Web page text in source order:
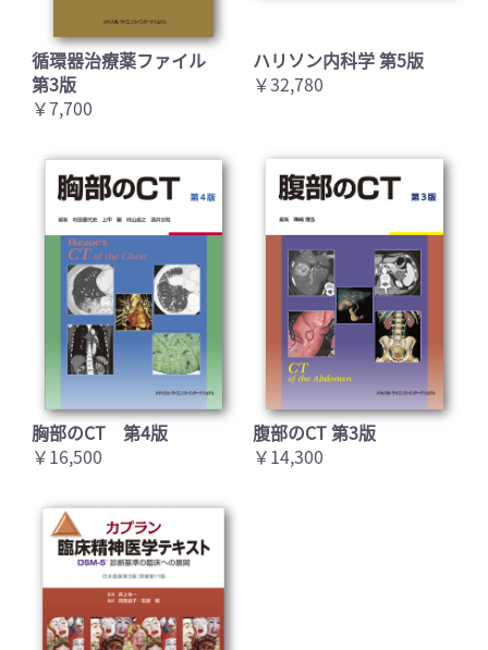
循環器治療薬ファイル
第3版
￥7,700
ハリソン内科学 第5版
￥32,780
胸部のCT 第4版
￥16,500
腹部のCT 第3版
￥14,300